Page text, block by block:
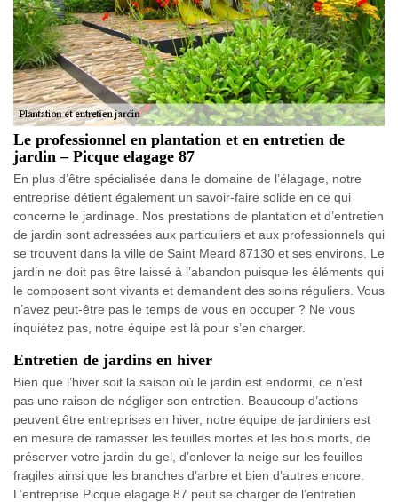
Le professionnel en plantation et en entretien de
jardin – Picque elagage 87
En plus d’être spécialisée dans le domaine de l’élagage, notre
entreprise détient également un savoir-faire solide en ce qui
concerne le jardinage. Nos prestations de plantation et d’entretien
de jardin sont adressées aux particuliers et aux professionnels qui
se trouvent dans la ville de Saint Meard 87130 et ses environs. Le
jardin ne doit pas être laissé à l’abandon puisque les éléments qui
le composent sont vivants et demandent des soins réguliers. Vous
n’avez peut-être pas le temps de vous en occuper ? Ne vous
inquiétez pas, notre équipe est là pour s’en charger.
Entretien de jardins en hiver
Bien que l’hiver soit la saison où le jardin est endormi, ce n’est
pas une raison de négliger son entretien. Beaucoup d’actions
peuvent être entreprises en hiver, notre équipe de jardiniers est
en mesure de ramasser les feuilles mortes et les bois morts, de
préserver votre jardin du gel, d’enlever la neige sur les feuilles
fragiles ainsi que les branches d’arbre et bien d’autres encore.
L’entreprise Picque elagage 87 peut se charger de l’entretien